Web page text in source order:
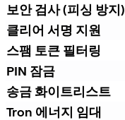
보안 검사 (피싱 방지)
클리어 서명 지원
스팸 토큰 필터링
PIN 잠금
송금 화이트리스트
Tron 에너지 임대